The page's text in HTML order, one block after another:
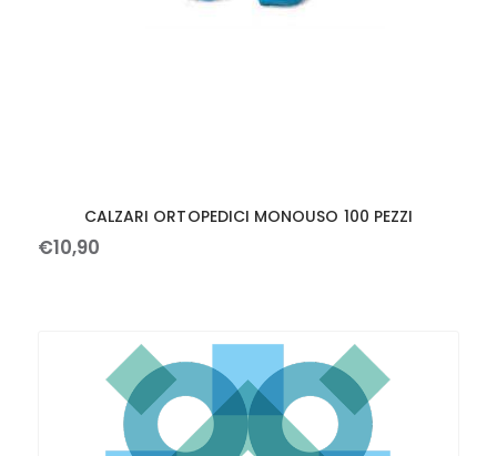
CALZARI ORTOPEDICI MONOUSO 100 PEZZI
€10,90